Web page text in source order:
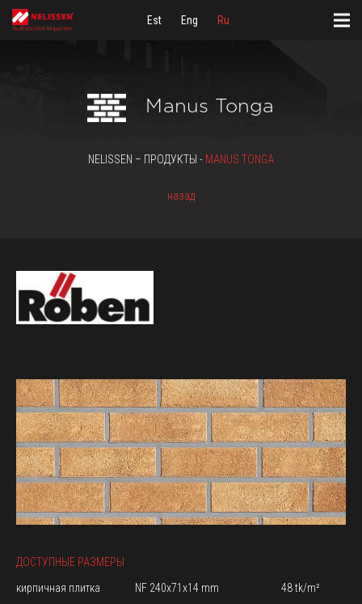
Est Eng Ru
Manus Tonga
NELISSEN – ПРОДУКТЫ - MANUS TONGA
назад
ДОСТУПНЫЕ РАЗМЕРЫ
кирпичная плитка
NF 240x71x14 mm
48 tk/m²